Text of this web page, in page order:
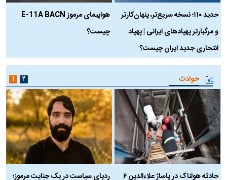
حدید ۱۱۰؛ نسخه سریع‌تر، پنهان‌کارتر
و مرگبارتر پهپادهای ایرانی | پهپاد
انتحاری جدید ایران چیست؟
هواپیمای مرموز E-11A BACN
چیست؟
حوادث
حادثه هولناک در پاساژ علاءالدین ۶
ردپای سیاست در یک جنایت مرموز؛
۱ ۲